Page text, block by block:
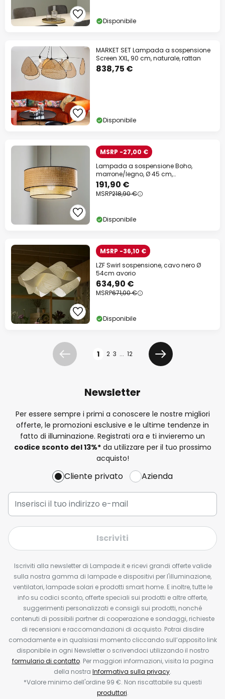
Disponibile
MARKET SET Lampada a sospensione
Screen XXL, 90 cm, naturale, rattan
838,75 €
Disponibile
MSRP -27,00 €
Lampada a sospensione Boho,
marrone/legno, Ø 45 cm,
tessuto/rattan
191,90 €
MSRP218,90 €
Disponibile
MSRP -36,10 €
LZF Swirl sospensione, cavo nero Ø
54cm avorio
634,90 €
MSRP671,00 €
Disponibile
Precedente 1 2 3 ... 12
Prossimo
Newsletter
Per essere sempre i primi a conoscere le nostre migliori
offerte, le promozioni esclusive e le ultime tendenze in
fatto di illuminazione. Registrati ora e ti invieremo un
codice sconto del13%*da utilizzare per il tuo prossimo
acquisto!
Cliente privato Azienda
Iscriviti
Iscriviti alla newsletter di Lampade.it e ricevi grandi offerte valide
sulla nostra gamma di lampade e dispositivi per l'illuminazione,
ventilatori, lampade solari e prodotti smart home. E inoltre, tutte le
info su codici sconto, offerte speciali sui prodotti e altre offerte,
suggerimenti personalizzati e consigli sui prodotti, nonché
contenuti di possibili partner di cooperazione e sondaggi, richieste
di recensioni e raccomandazioni di acquisto. Potrai disdire
comodamente e in qualsiasi momento cliccando sull’apposito link
disponibile in ogni Newsletter o scrivendoci utilizzando il nostro
formulario di contatto. Per maggiori informazioni, visita la pagina
della nostra Informativa sulla privacy.
*Valore minimo dell'ordine 99 €. Non riscattabile su questi
produttori.